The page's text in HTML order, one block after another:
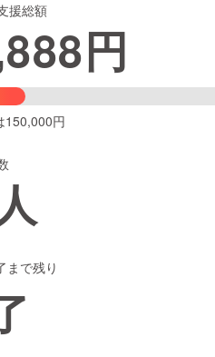
援総額
円
150,000円
まで残り